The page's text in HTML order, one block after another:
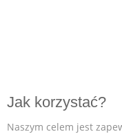
Jak korzystać?
Naszym celem jest